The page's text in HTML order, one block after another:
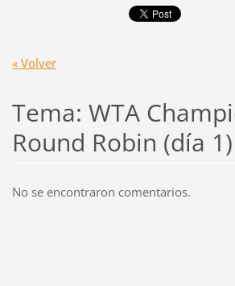
« Volver
Tema: WTA
Round Robin (día 1)
No se encontraron comentarios.